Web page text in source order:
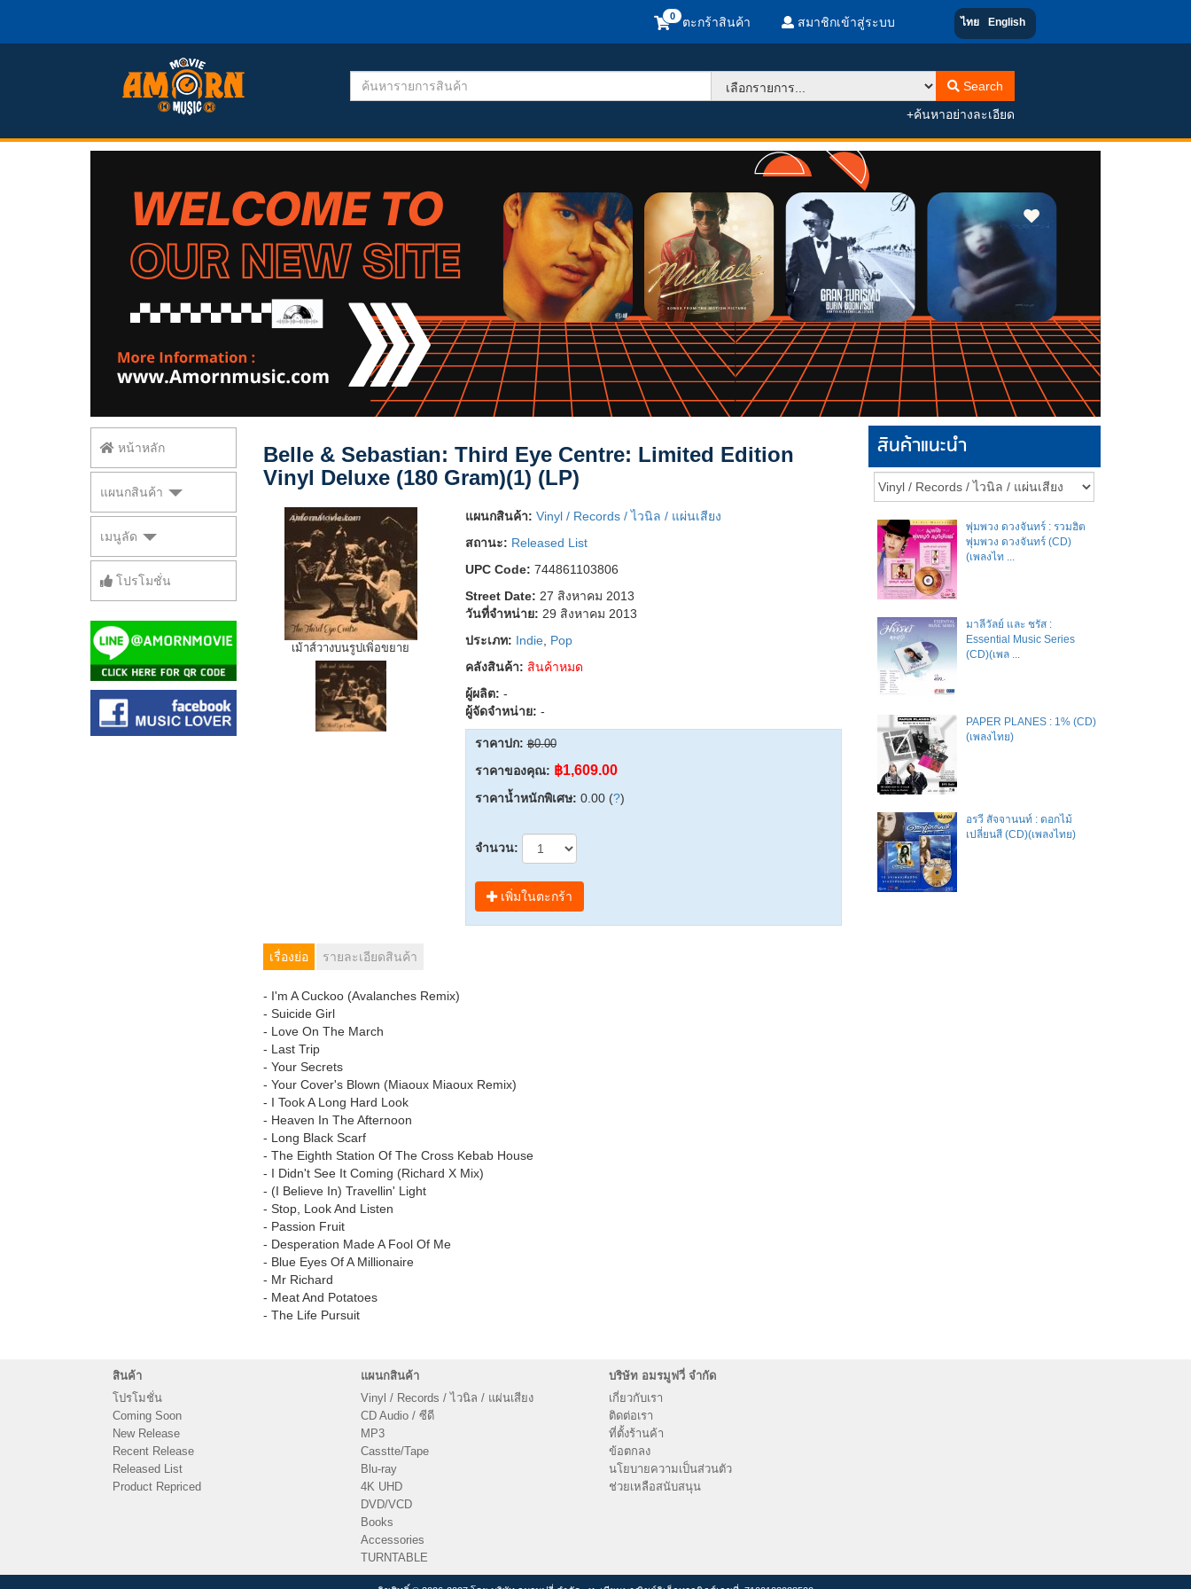
ตะกร้าสินค้า สมาชิกเข้าสู่ระบบ ไทย English
Search
+ค้นหาอย่างละเอียด
หน้าหลัก
แผนกสินค้า
เมนูลัด
โปรโมชั่น
Belle & Sebastian: Third Eye Centre: Limited Edition
Vinyl Deluxe (180 Gram)(1) (LP)
เม้าส์วางบนรูปเพิ่อขยาย
แผนกสินค้า: Vinyl / Records / ไวนิล / แผ่นเสียง
สถานะ: Released List
UPC Code: 744861103806
Street Date: 27 สิงหาคม 2013
วันที่จำหน่าย: 29 สิงหาคม 2013
ประเภท: Indie, Pop
คลังสินค้า: สินค้าหมด
ผู้ผลิต: -
ผู้จัดจำหน่าย: -
ราคาปก: ฿0.00
ราคาของคุณ: ฿1,609.00
ราคาน้ำหนักพิเศษ: 0.00 (?)
จำนวน:
เพิ่มในตะกร้า
เรื่องย่อ รายละเอียดสินค้า
- I'm A Cuckoo (Avalanches Remix)
- Suicide Girl
- Love On The March
- Last Trip
- Your Secrets
- Your Cover's Blown (Miaoux Miaoux Remix)
- I Took A Long Hard Look
- Heaven In The Afternoon
- Long Black Scarf
- The Eighth Station Of The Cross Kebab House
- I Didn't See It Coming (Richard X Mix)
- (I Believe In) Travellin' Light
- Stop, Look And Listen
- Passion Fruit
- Desperation Made A Fool Of Me
- Blue Eyes Of A Millionaire
- Mr Richard
- Meat And Potatoes
- The Life Pursuit
สินค้าแนะนำ
พุ่มพวง ดวงจันทร์ : รวมฮิต
พุ่มพวง ดวงจันทร์ (CD)
(เพลงไท ...
มาลีวัลย์​ และ​ ชรัส​ :
Essential Music Series
(CD)(เพล ...
PAPER PLANES : 1% (CD)
(เพลงไทย)
อรวี สัจจานนท์ : ดอกไม้
เปลี่ยนสี (CD)(เพลงไทย)
สินค้า
โปรโมชั่น
Coming Soon
New Release
Recent Release
Released List
Product Repriced
แผนกสินค้า
Vinyl / Records / ไวนิล / แผ่นเสียง
CD Audio / ซีดี
MP3
Casstte/Tape
Blu-ray
4K UHD
DVD/VCD
Books
Accessories
TURNTABLE
บริษัท อมรมูฟวี่ จำกัด
เกี่ยวกับเรา
ติดต่อเรา
ที่ตั้งร้านค้า
ข้อตกลง
นโยบายความเป็นส่วนตัว
ช่วยเหลือสนับสนุน